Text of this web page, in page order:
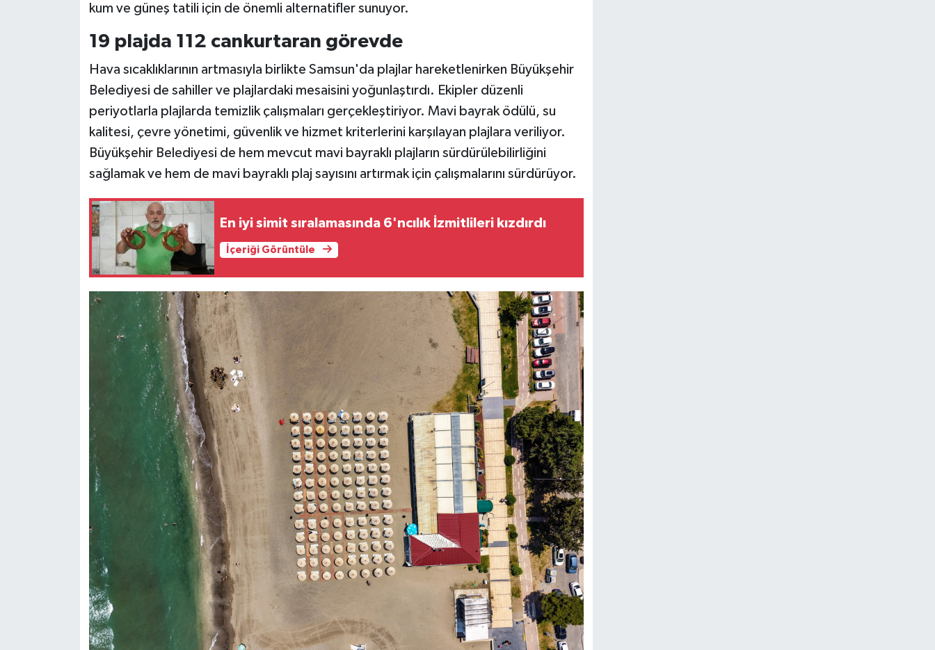
kum ve güneş tatili için de önemli alternatifler sunuyor.
19 plajda 112 cankurtaran görevde
Hava sıcaklıklarının artmasıyla birlikte Samsun'da plajlar hareketlenirken Büyükşehir
Belediyesi de sahiller ve plajlardaki mesaisini yoğunlaştırdı. Ekipler düzenli
periyotlarla plajlarda temizlik çalışmaları gerçekleştiriyor. Mavi bayrak ödülü, su
kalitesi, çevre yönetimi, güvenlik ve hizmet kriterlerini karşılayan plajlara veriliyor.
Büyükşehir Belediyesi de hem mevcut mavi bayraklı plajların sürdürülebilirliğini
sağlamak ve hem de mavi bayraklı plaj sayısını artırmak için çalışmalarını sürdürüyor.
En iyi simit sıralamasında 6'ncılık İzmitlileri kızdırdı
İçeriği Görüntüle